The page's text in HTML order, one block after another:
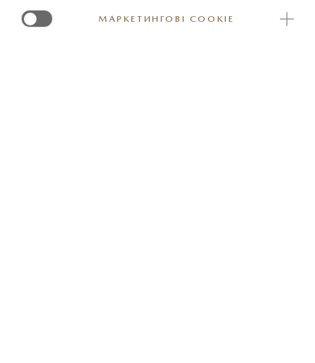
МАРКЕТИНГОВІ COOKIE